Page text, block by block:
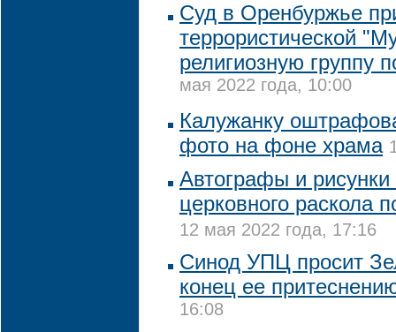
Суд в Оренбуржье
террористической
религиозную группу
мая 2022 года, 10:00
Калужанку
фото на фоне храма
Автографы и
церковного раскола
12 мая 2022 года, 17:16
Синод УПЦ просит
конец ее
16:08